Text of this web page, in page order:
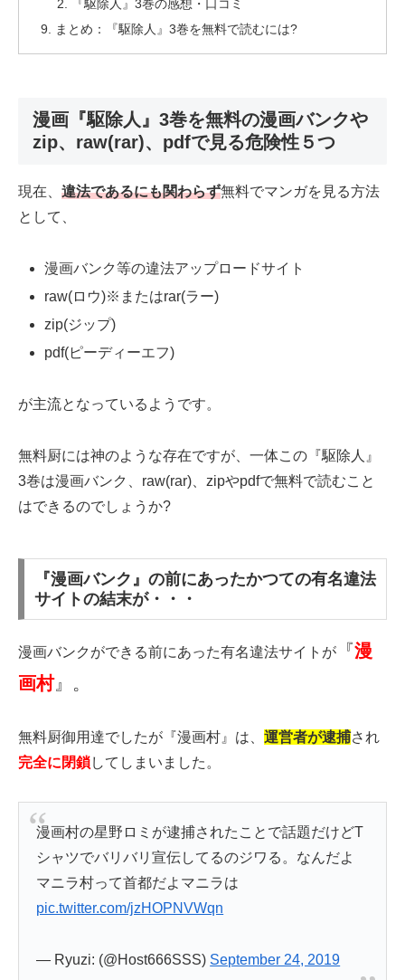
『駆除人』3巻の感想・口コミ
まとめ：『駆除人』3巻を無料で読むには?
漫画『駆除人』3巻を無料の漫画バンクや
zip、raw(rar)、pdfで見る危険性５つ
現在、 違法であるにも関わらず無料でマンガを見る方法
として、
漫画バンク等の違法アップロードサイト
raw(ロウ)※またはrar(ラー)
zip(ジップ)
pdf(ピーディーエフ)
が主流となっているようです。
無料厨には神のような存在ですが、一体この『駆除人』
3巻は漫画バンク、raw(rar)、zipやpdfで無料で読むこと
はできるのでしょうか?
『漫画バンク』の前にあったかつての有名違法
サイトの結末が・・・
漫画バンクができる前にあった有名違法サイトが 『漫
画村』。
無料厨御用達でしたが『漫画村』は、 運営者が逮捕され
完全に閉鎖してしまいました。
漫画村の星野ロミが逮捕されたことで話題だけどT
シャツでバリバリ宣伝してるのジワる。なんだよ
マニラ村って首都だよマニラは
pic.twitter.com/jzHOPNVWqn
— Ryuzi: (@Host666SSS) September 24, 2019